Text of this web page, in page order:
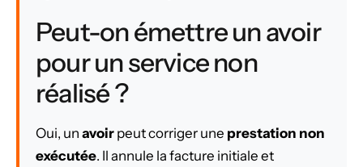
Peut-on émettre un avoir
pour un service non
réalisé ?
Oui, un avoir peut corriger une prestation non
exécutée. Il annule la facture initiale et